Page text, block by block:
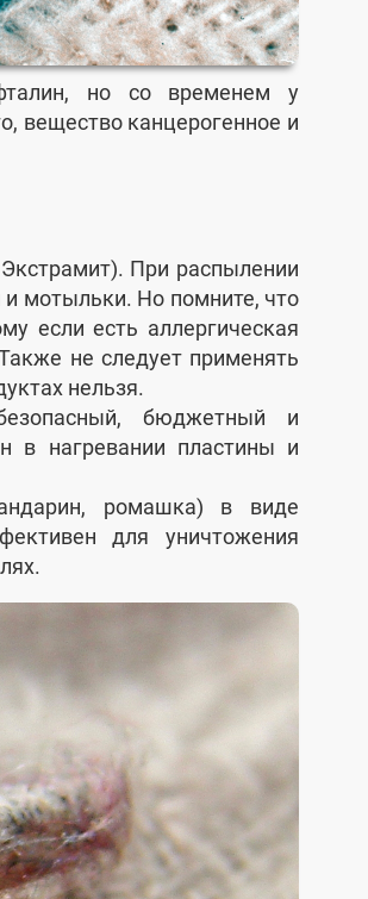
но со временем у
вещество канцерогенное и
При распылении
мотыльки. Но помните, что
если есть аллергическая
не следует применять
нельзя.
бюджетный и
в нагревании пластины и
ромашка) в виде
для уничтожения